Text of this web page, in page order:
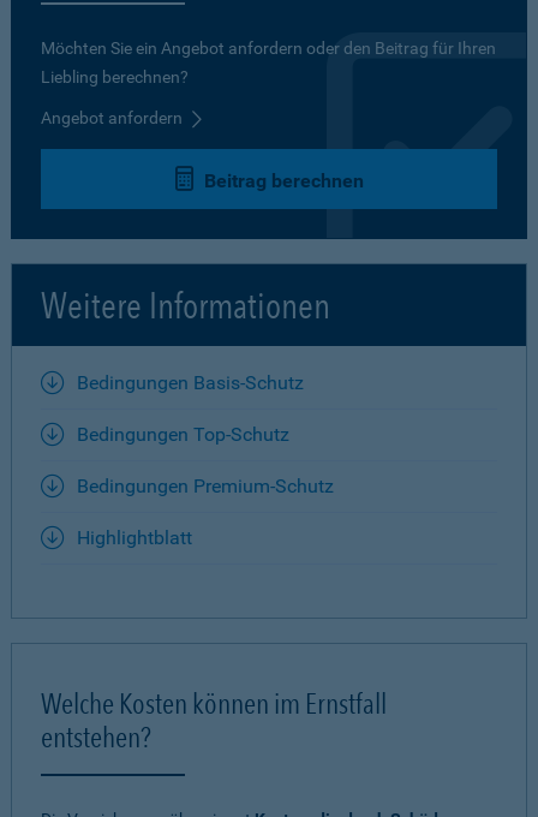
Möchten Sie ein Angebot anfordern oder den Beitrag für Ihren
Liebling berechnen?
Angebot anfordern
Beitrag berechnen
Weitere Informationen
Bedingungen Basis-Schutz
Bedingungen Top-Schutz
Bedingungen Premium-Schutz
Highlightblatt
Welche Kosten können im Ernstfall
entstehen?